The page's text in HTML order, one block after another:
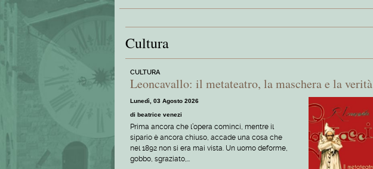
Cultura
CULTURA
Leoncavallo: il metateatro, la maschera e la verità
Lunedì, 03 Agosto 2026
di beatrice venezi
Prima ancora che l’opera cominci, mentre il
sipario è ancora chiuso, accade una cosa che
nel 1892 non si era mai vista. Un uomo deforme,
gobbo, sgraziato,…